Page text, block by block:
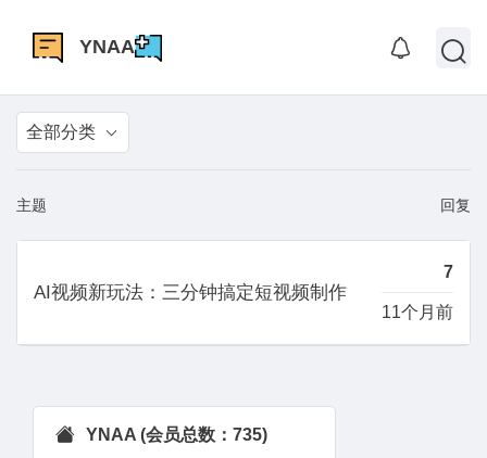
YNAA
全部分类
主题 回复
AI视频新玩法：三分钟搞定短视频制作
7
11个月前
YNAA (会员总数：735)